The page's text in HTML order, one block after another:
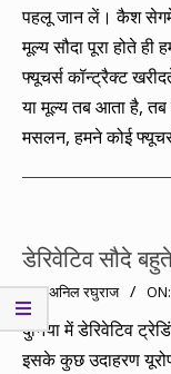
पहलू जान लें। कैश
मूल्य सौदा पूरा होते
फ्यूचर्स कॉन्ट्रैक्ट
या मूल्य तब आता है,
मसलन, हमने कोई
डेरिवेटिव सौदे
2020-
04-
16
BY: अनिल रघुराज ON:
दुनिया में डेरिवेटिव
इसके कुछ उदाहरण